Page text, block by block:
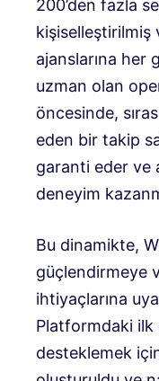
200’den fazla
kişiselleştirilmiş
ajanslarına her
uzman olan
öncesinde,
eden bir takip
garanti eder ve
deneyim
Bu dinamikte,
güçlendirmeye
ihtiyaçlarına
Platformdaki ilk
desteklemek